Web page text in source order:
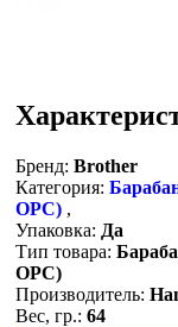
Бренд: Brother
Категория:
OPC) ,
Упаковка: Да
Тип товара:
OPC)
Производитель:
Вес, гр.: 64